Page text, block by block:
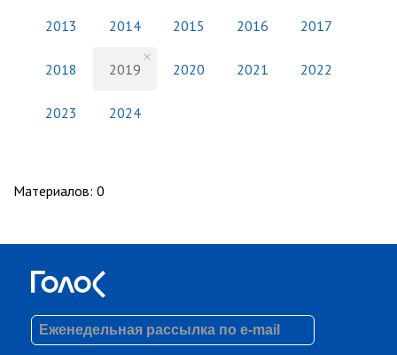
2013 2014 2015 2016 2017
2018 2019 2020 2021 2022
2023 2024
Материалов: 0